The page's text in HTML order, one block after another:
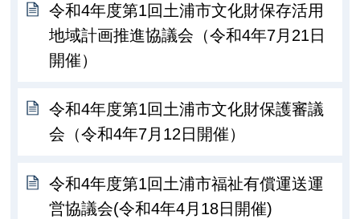
令和4年度第1回土浦市文化財保存活用
地域計画推進協議会（令和4年7月21日
開催）
令和4年度第1回土浦市文化財保護審議
会（令和4年7月12日開催）
令和4年度第1回土浦市福祉有償運送運
営協議会(令和4年4月18日開催)